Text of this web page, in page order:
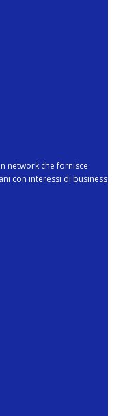
network che fornisce
con interessi di business